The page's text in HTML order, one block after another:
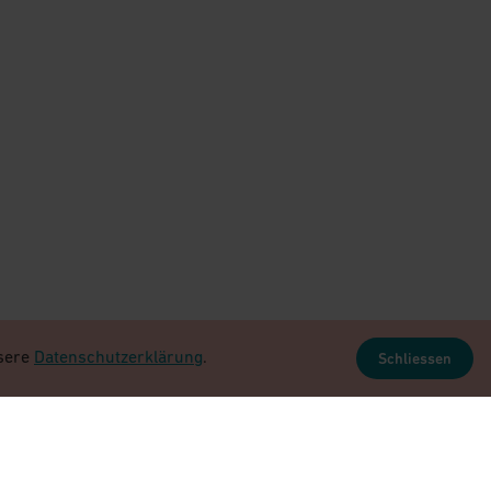
Datenschutzerklärung. Schliessen